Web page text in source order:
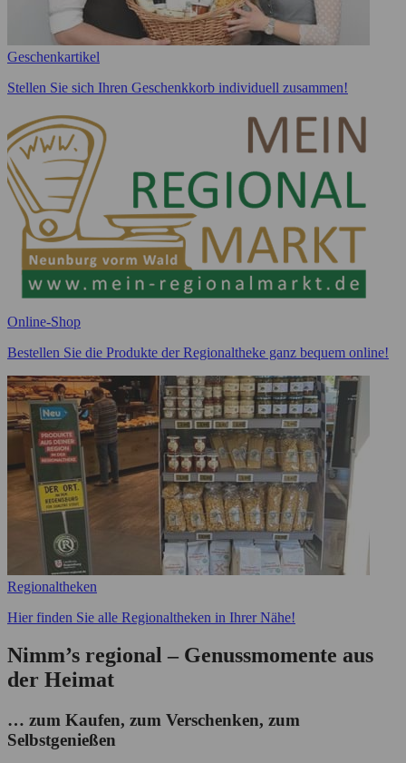
Geschenkartikel
Stellen Sie sich Ihren Geschenkkorb individuell zusammen!
Online-Shop
Bestellen Sie die Produkte der Regionaltheke ganz bequem online!
Regionaltheken
Hier finden Sie alle Regionaltheken in Ihrer Nähe!
Nimm’s regional – Genussmomente aus
der Heimat
… zum Kaufen, zum Verschenken, zum
Selbstgenießen